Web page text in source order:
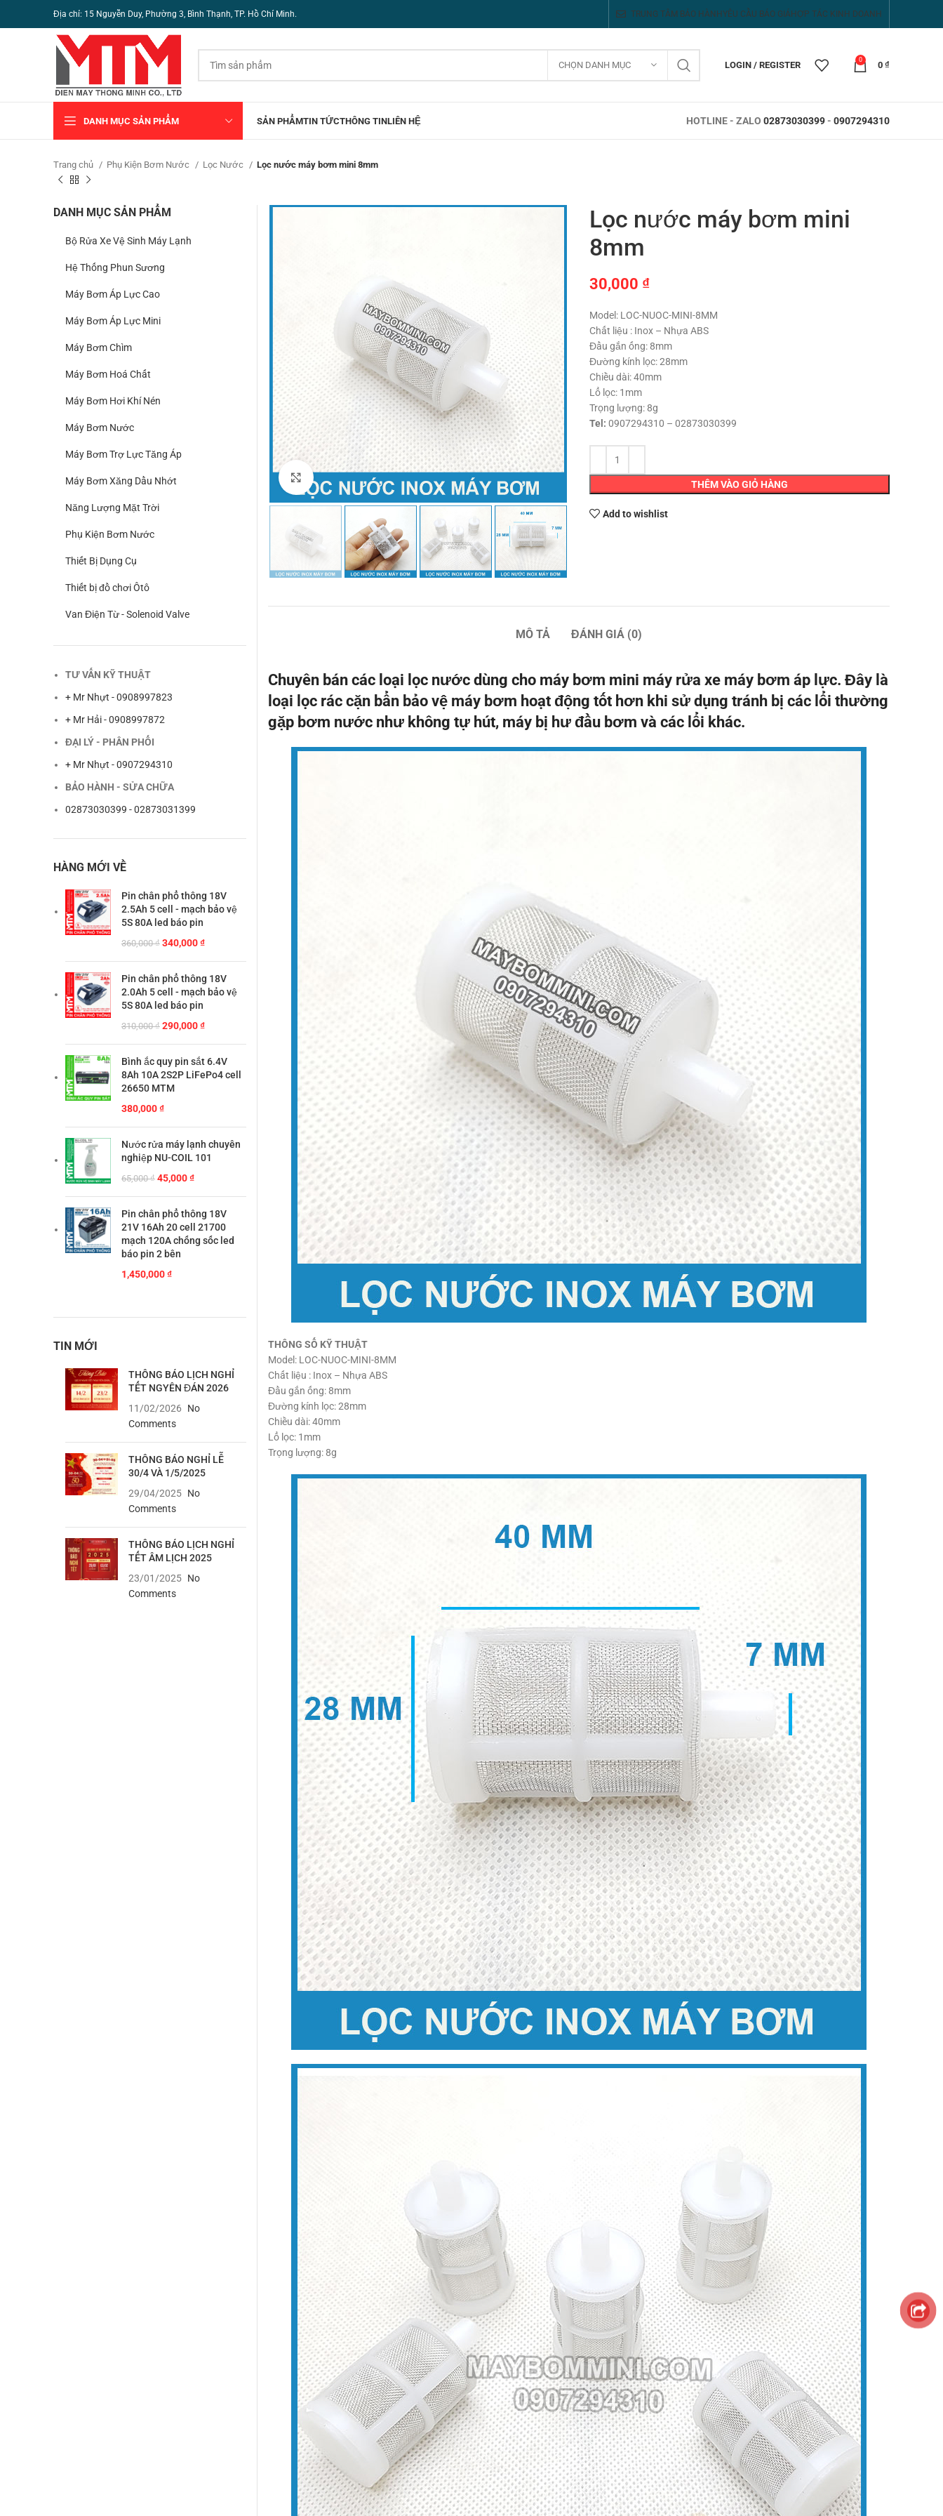
Địa chỉ: 15 Nguyễn Duy, Phường 3, Bình Thạnh, TP. Hồ Chí Minh. TRUNG TÂM BẢO HÀNH YÊU CẦU BÁO GIÁ HỢP TÁC KINH DOANH
CHỌN DANH MỤC LOGIN / REGISTER
0
0 ₫
DANH MỤC SẢN PHẨM SẢN PHẨMTIN TỨCTHÔNG TINLIÊN HỆ HOTLINE - ZALO 02873030399- 0907294310
Trang chủ Phụ Kiện Bơm Nước Lọc Nước Lọc nước máy bơm mini 8mm
Click to enlarge
Lọc nước máy bơm mini
8mm
30,000 ₫
Model: LOC-NUOC-MINI-8MM
Chất liệu : Inox – Nhựa ABS
Đầu gắn ống: 8mm
Đường kính lọc: 28mm
Chiều dài: 40mm
Lổ lọc: 1mm
Trọng lượng: 8g
Tel: 0907294310 – 02873030399
THÊM VÀO GIỎ HÀNG
Add to wishlist
MÔ TẢ ĐÁNH GIÁ (0)
Chuyên bán các loại lọc nước dùng cho máy bơm mini máy rửa xe máy bơm áp lực. Đây là
loại lọc rác cặn bẩn bảo vệ máy bơm hoạt động tốt hơn khi sử dụng tránh bị các lổi thường
gặp bơm nước như không tự hút, máy bị hư đầu bơm và các lổi khác.
THÔNG SỐ KỸ THUẬT
Model: LOC-NUOC-MINI-8MM
Chất liệu : Inox – Nhựa ABS
Đầu gắn ống: 8mm
Đường kính lọc: 28mm
Chiều dài: 40mm
Lổ lọc: 1mm
Trọng lượng: 8g
DANH MỤC SẢN PHẨM
Bộ Rửa Xe Vệ Sinh Máy Lạnh
Hệ Thống Phun Sương
Máy Bơm Áp Lực Cao
Máy Bơm Áp Lực Mini
Máy Bơm Chìm
Máy Bơm Hoá Chất
Máy Bơm Hơi Khí Nén
Máy Bơm Nước
Máy Bơm Trợ Lực Tăng Áp
Máy Bơm Xăng Dầu Nhớt
Năng Lượng Mặt Trời
Phụ Kiện Bơm Nước
Thiết Bị Dụng Cụ
Thiết bị đồ chơi Ôtô
Van Điện Từ - Solenoid Valve
TƯ VẤN KỸ THUẬT
+ Mr Nhựt - 0908997823
+ Mr Hải - 0908997872
ĐẠI LÝ - PHÂN PHỐI
+ Mr Nhựt - 0907294310
BẢO HÀNH - SỬA CHỮA
02873030399 - 02873031399
HÀNG MỚI VỀ
Pin chân phổ thông 18V
2.5Ah 5 cell - mạch bảo vệ
5S 80A led báo pin
360,000₫ Giá
là:
360,000 ₫.
340,000₫Giá
tại
là:
Pin chân phổ thông 18V
2.0Ah 5 cell - mạch bảo vệ
5S 80A led báo pin
310,000₫ Giá
310,000 ₫.
290,000₫Giá
tại
là:
Bình ắc quy pin sắt 6.4V
8Ah 10A 2S2P LiFePo4 cell
26650 MTM
380,000₫
Nước rửa máy lạnh chuyên
nghiệp NU-COIL 101
65,000₫ Giá
65,000 ₫.
45,000₫Giá
tại
là:
45,000 ₫.
Pin chân phổ thông 18V
21V 16Ah 20 cell 21700
mạch 120A chống sốc led
báo pin 2 bên
1,450,000₫
TIN MỚI
THÔNG BÁO LỊCH NGHỈ
TẾT NGYÊN ĐÁN 2026
11/02/2026
No
Comments
THÔNG BÁO NGHỈ LỄ
30/4 VÀ 1/5/2025
29/04/2025 No
Comments
THÔNG BÁO LỊCH NGHỈ
TẾT ÂM LỊCH 2025
23/01/2025 No
Comments